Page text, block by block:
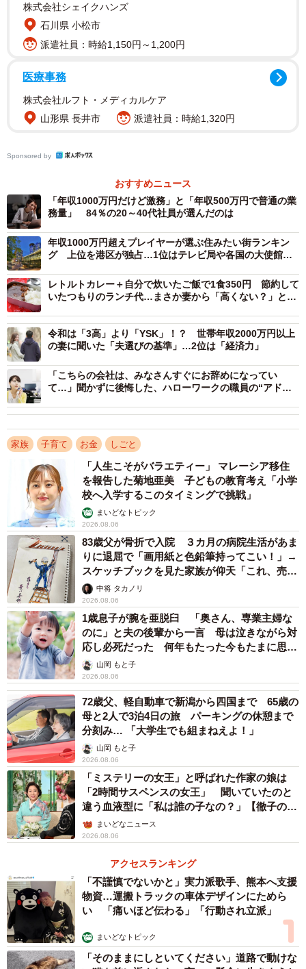
1500万円くらいになるかな」と余裕を感じて、妊娠がわか
ったのと同時に「教育的な環境がよい」文教地域に引っ越
し、いずれは同じエリアでマンション購入を考えていたそ
う。
ボーナスを別にすると手取り月収はふたり合わせて60万円
くらいですが、子どもひとりであれば十分な暮らしができ
にデパ地下で惣菜を買い込む食費は15万近くに。園のママ
友に「週末に一緒にネイルに行かない？その後、ランチで
もどう？」と誘われると毎回断ることもできずに、ついつ
い散財してしまうこともよくありました。またマンション
の駐車場には高級車が並び、夫は夫で「もともと車が好き
で、ローンで分割ならたいしたことがないと思って、600万
円の新車を購入してしまった」のだとか。毎月の収支はギ
リギリか赤字になることもあり、ボーナスで帳尻を合わせ
て貯蓄をするのがパターン化していました。
そんな時に二人目の妊娠がわかり、Aさんは退職。収入は
300万近く減り、そのためAさんの夫は収入アップをめざし
転職をします。
「確かに夫の年収は上がりました。でも成果主義とかで目
標に達成していないことが続くと翌年の給料がダウンする
んです。会社の方針で残業はほとんどないのですが、帰宅
してから11時くらいまで仕事をしているし、週末も終わっ
ていないからとパソコンを開いている。ワンオペ育児がき
つくて、わたしもストレスの塊でしたね」
夫の「ここにいたら、どれだけ稼いでも、稼いだ分だけ使
ってしまいそうな気がする」という言葉にAさん自身、ハッ
としました。
結局、Aさん夫婦はそのエリアでのマンション購入は断念
し、都心部にほど近い地域に引っ越しました。
「共働きなら都内のど真ん中に住んで、子どもたちは小学
校から私立へ、高級輸入スーパーで買い物をして、時には
家族で海外旅行、そんな暮らしができると思っていたんで
す。でもぜーんぜん、違った」
以前住んでいたエリアで、「上質な保育」を謳う園で知り
合ったママたちをよく観察しているうちに「2つに分かれて
いる」とAさんは感じたそうです。
「うちと同じように年収1000万円前後で、なんとか子ども
に良い環境をとがんばっちゃってる家、明日のお米に困っ
てはいないけど、実際にはけっこう苦しい。もちろん、そ
の辺りは隠すというか、普通にしていますけど、不思議と
なんとなくわかるんですよね」
株式会社シェイクハンズ
石川県 小松市
派遣社員：時給1,150円～1,200円
医療事務
株式会社ルフト・メディカルケア
山形県 長井市
派遣社員：時給1,320円
Sponsored by
おすすめニュース
「年収1000万円だけど激務」と「年収500万円で普通の業
務量」 84％の20～40代社員が選んだのは
年収1000万円超えプレイヤーが選ぶ住みたい街ランキン
グ 上位を港区が独占…1位はテレビ局や各国の大使館が
レトルトカレー＋自分で炊いたご飯で1食350円 節約して
いたつもりのランチ代…まさか妻から「高くない？」と怒
令和は「3高」より「YSK」！？ 世帯年収2000万円以上
の妻に聞いた「夫選びの基準」…2位は「経済力」
「こちらの会社は、みなさんすぐにお辞めになってい
て…」聞かずに後悔した、ハローワークの職員の“アドバ
家族 子育て お金 しごと
「人生こそがバラエティー」 マレーシア移住
を報告した菊地亜美 子どもの教育考え「小学
校へ入学するこのタイミングで挑戦」
まいどなトピック
2026.08.06
83歳父が骨折で入院 ３カ月の病院生活があま
りに退屈で「画用紙と色鉛筆持ってこい！」→
スケッチブックを見た家族が仰天「これ、売れ
ますよ…」
中将 タカノリ
2026.08.06
1歳息子が腕を亜脱臼 「奥さん、専業主婦な
のに」と夫の後輩から一言 母は泣きながら対
応し必死だった 何年もたった今もたまに思い
出し…山岡 もと子
2026.08.06
72歳父、軽自動車で新潟から四国まで 65歳の
母と2人で3泊4日の旅 パーキングの休憩まで
分刻み… 「大学生でも組まねえよ！」
山岡 もと子
2026.08.06
「ミステリーの女王」と呼ばれた作家の娘は
「2時間サスペンスの女王」 聞いていたのと
違う血液型に「私は誰の子なの？」【徹子の部
屋】まいどなニュース
2026.08.06
アクセスランキング
「不謹慎でないかと」実力派歌手、熊本へ支援
物資…運搬トラックの車体デザインにためら
い 「痛いほど伝わる」「行動され立派」
まいどなトピック
「そのままにしといてください」道路で動けな